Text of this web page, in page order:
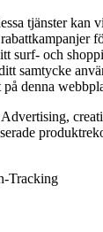
tjänster kan
surf- och
samtycke
denna
Tracking